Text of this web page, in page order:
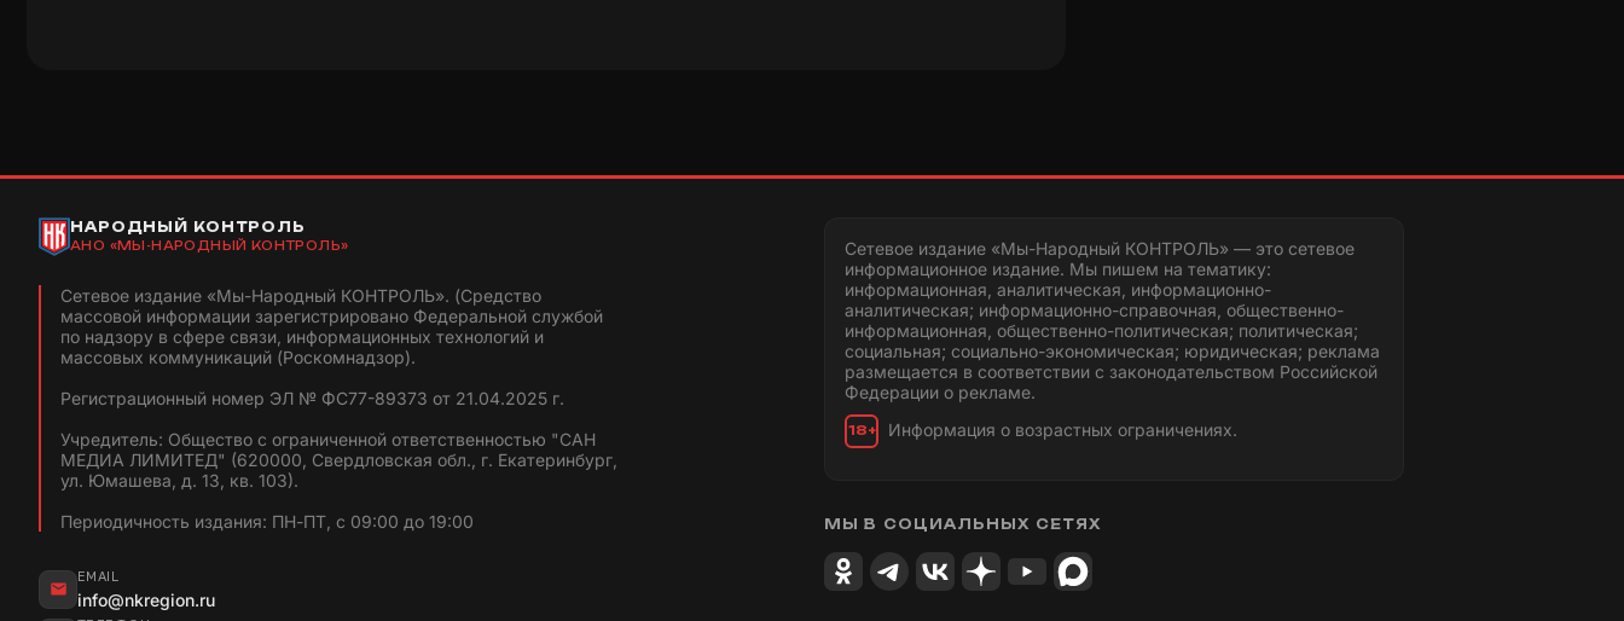
НАРОДНЫЙ КОНТРОЛЬ
АНО «МЫ-НАРОДНЫЙ КОНТРОЛЬ»
Сетевое издание «Мы-Народный КОНТРОЛЬ». (Средство
массовой информации зарегистрировано Федеральной службой
по надзору в сфере связи, информационных технологий и
массовых коммуникаций (Роскомнадзор).
Регистрационный номер ЭЛ № ФС77-89373 от 21.04.2025 г.
Учредитель: Общество с ограниченной ответственностью "САН
МЕДИА ЛИМИТЕД" (620000, Свердловская обл., г. Екатеринбург,
ул. Юмашева, д. 13, кв. 103).
Периодичность издания: ПН-ПТ, с 09:00 до 19:00
EMAIL
info@nkregion.ru
Сетевое издание «Мы-Народный КОНТРОЛЬ» — это сетевое
информационное издание. Мы пишем на тематику:
информационная, аналитическая, информационно-
аналитическая; информационно-справочная, общественно-
информационная, общественно-политическая; политическая;
социальная; социально-экономическая; юридическая; реклама
размещается в соответствии с законодательством Российской
Федерации о рекламе.
18+ Информация о возрастных ограничениях.
МЫ В СОЦИАЛЬНЫХ СЕТЯХ